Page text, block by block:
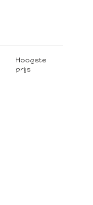
Hoogste
prijs